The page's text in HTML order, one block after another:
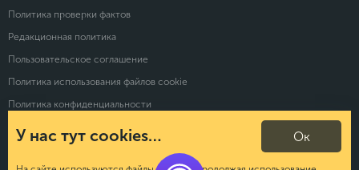
© 2026 Calltouch. Все права защищены
Политика проверки фактов
Редакционная политика
Пользовательское соглашение
Политика использования файлов cookie
Политика конфиденциальности
У нас тут cookies… Ок